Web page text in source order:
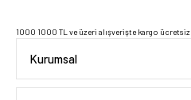
1000 1000 TL ve üzeri alışverişte kargo ücretsiz
Kurumsal